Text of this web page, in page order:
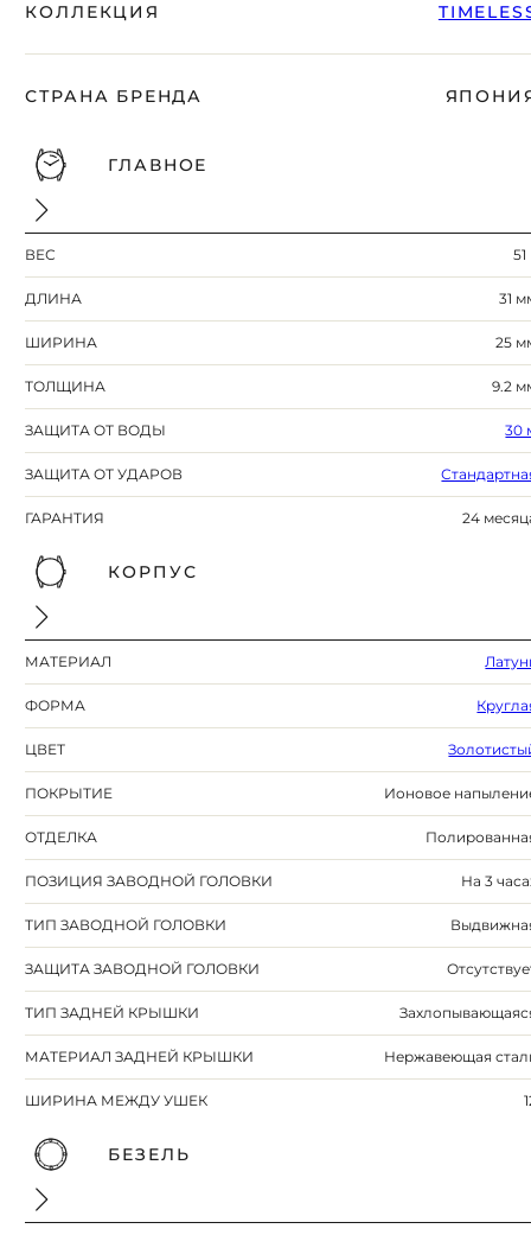
КОЛЛЕКЦИЯ
СТРАНА БРЕНДА
ГЛАВНОЕ
ВЕС 51
ДЛИНА 31
ШИРИНА 25
ТОЛЩИНА 9.2
ЗАЩИТА ОТ ВОДЫ 30
ЗАЩИТА ОТ УДАРОВ
ГАРАНТИЯ 24
КОРПУС
МАТЕРИАЛ
ФОРМА
ЦВЕТ
ПОКРЫТИЕ Ионовое
ОТДЕЛКА
ПОЗИЦИЯ ЗАВОДНОЙ ГОЛОВКИ На 3
ТИП ЗАВОДНОЙ ГОЛОВКИ
ЗАЩИТА ЗАВОДНОЙ ГОЛОВКИ
ТИП ЗАДНЕЙ КРЫШКИ
МАТЕРИАЛ ЗАДНЕЙ КРЫШКИ Нержавеющая
ШИРИНА МЕЖДУ УШЕК
БЕЗЕЛЬ